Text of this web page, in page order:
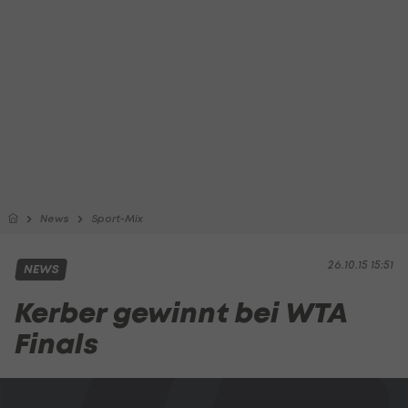
News Sport-Mix
26.10.15 15:51
NEWS
Kerber gewinnt bei WTA
Finals